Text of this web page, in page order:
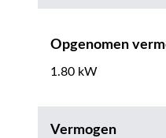
Opgenomen
1.80 kW
Vermogen